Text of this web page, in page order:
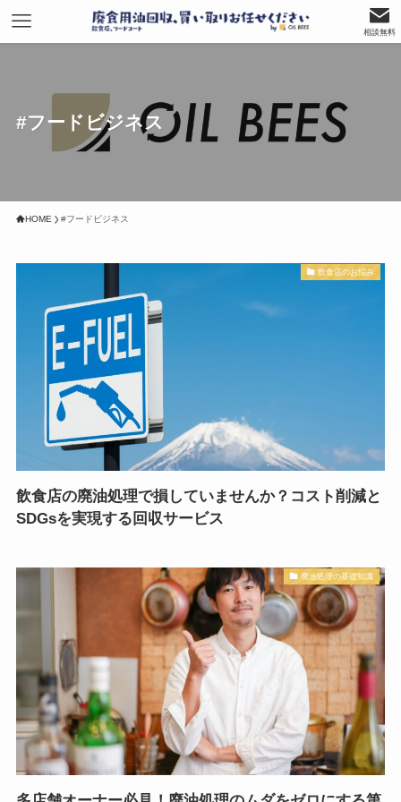
相談無料
#フードビジネス
HOME #フードビジネス
飲食店のお悩み
飲食店の廃油処理で損していませんか？コスト削減と
SDGsを実現する回収サービス
廃油処理の基礎知識